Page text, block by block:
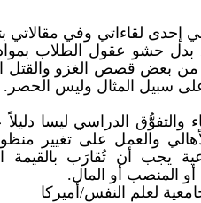
لقاءاتي وفي مقالاتي
بدل حشو عقول الطلاب
من بعض قصص الغزو والقتل
سبيل المثال وليس الحصر.
والتفوُّق الدراسي ليسا
والعمل على تغيير
يجب أن تُقارَب بالقيمة
أو المنصب أو المال.
لعلم النفس/أميركا